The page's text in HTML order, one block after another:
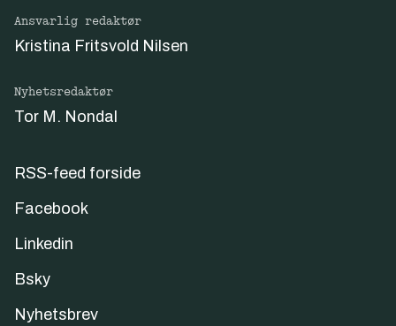
Ansvarlig redaktør
Kristina Fritsvold Nilsen
Nyhetsredaktør
Tor M. Nondal
RSS-feed forside
Facebook
Linkedin
Bsky
Nyhetsbrev